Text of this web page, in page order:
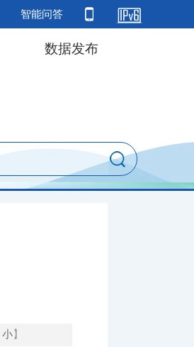
智能问答
数据发布
小】